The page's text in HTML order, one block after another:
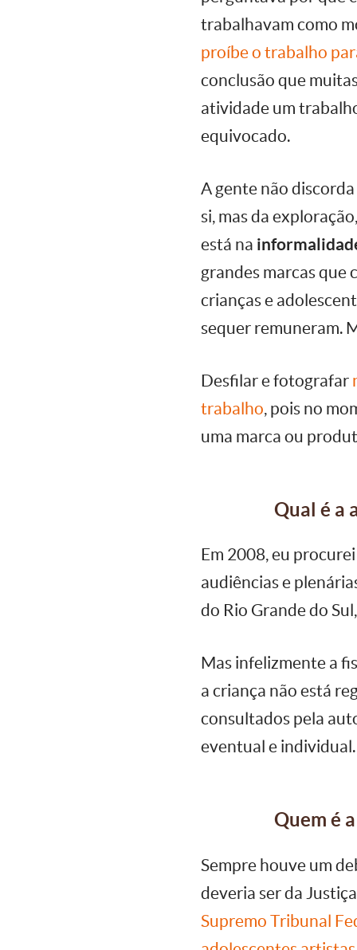
trabalhavam como
proíbe o trabalho
conclusão que
atividade um
equivocado.
A gente não
si, mas da
está na
grandes marcas que
crianças e
sequer remuneram.
Desfilar e fotografar
trabalho, pois no
uma marca ou
Qual é a
Em 2008, eu
audiências e
do Rio Grande do
Mas infelizmente a
a criança não está
consultados pela
eventual e individual.
Quem é
Sempre houve um
deveria ser da
Supremo Tribunal